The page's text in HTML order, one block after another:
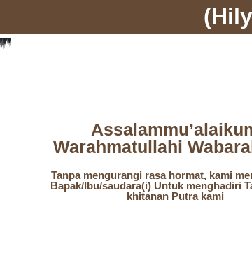
Warahmatullahi
Tanpa mengurangi rasa hormat, kami
Bapak/Ibu/saudara(i) Untuk menghadiri
khitanan Putra kami